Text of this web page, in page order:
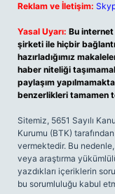
Reklam ve İletişim:
Yasal Uyarı: Bu
şirketi ile hiçbir
hazırladığımız
haber niteliği
paylaşım
benzerlikleri tamamen
Sitemiz, 5651 Sayılı
Kurumu (BTK)
vermektedir. Bu
veya araştırma
yazdıkları içeriklerin
bu sorumluluğu kabul